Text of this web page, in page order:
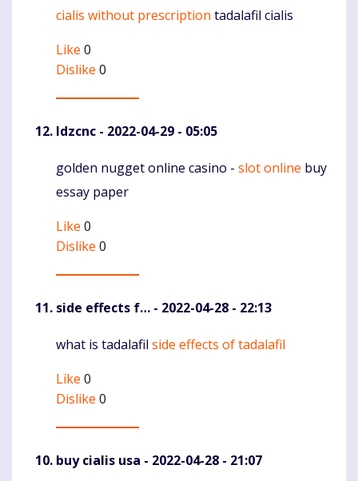
Komentaras
cialis without prescription tadalafil cialis
Like 0
Dislike 0
Idzcnc - 2022-04-29 - 05:05
Komentaras
golden nugget online casino - slot online buy
essay paper
Like 0
Dislike 0
side effects f… - 2022-04-28 - 22:13
Komentaras
what is tadalafil side effects of tadalafil
Like 0
Dislike 0
buy cialis usa - 2022-04-28 - 21:07